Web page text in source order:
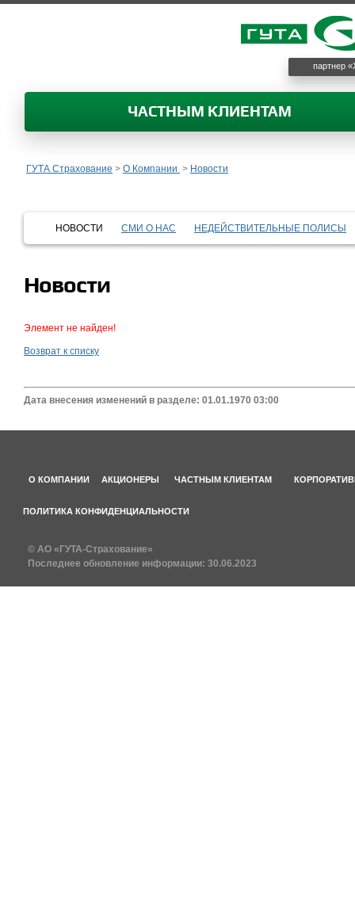
партнер
ЧАСТНЫМ КЛИЕНТАМ
ГУТА Страхование > О Компании > Новости
НОВОСТИ СМИ О НАС НЕДЕЙСТВИТЕЛЬНЫЕ ПОЛИСЫ
Новости
Элемент не найден!
Возврат к списку
Дата внесения изменений в разделе: 01.01.1970 03:00
О КОМПАНИИ АКЦИОНЕРЫ ЧАСТНЫМ КЛИЕНТАМ
ПОЛИТИКА КОНФИДЕНЦИАЛЬНОСТИ
© АО «ГУТА-Страхование»
Последнее обновление информации: 30.06.2023